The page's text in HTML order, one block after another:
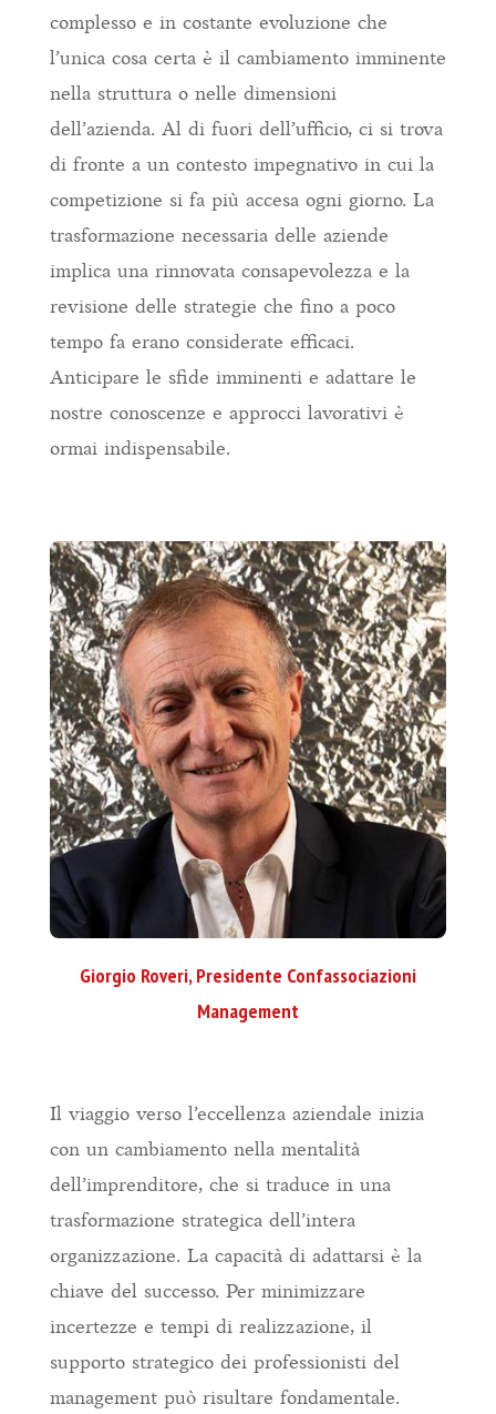
complesso e in costante evoluzione che
l’unica cosa certa è il cambiamento imminente
nella struttura o nelle dimensioni
dell’azienda. Al di fuori dell’ufficio, ci si trova
di fronte a un contesto impegnativo in cui la
competizione si fa più accesa ogni giorno. La
trasformazione necessaria delle aziende
implica una rinnovata consapevolezza e la
revisione delle strategie che fino a poco
tempo fa erano considerate efficaci.
Anticipare le sfide imminenti e adattare le
nostre conoscenze e approcci lavorativi è
ormai indispensabile.
Giorgio Roveri, Presidente Confassociazioni
Management
Il viaggio verso l’eccellenza aziendale inizia
con un cambiamento nella mentalità
dell’imprenditore, che si traduce in una
trasformazione strategica dell’intera
organizzazione. La capacità di adattarsi è la
chiave del successo. Per minimizzare
incertezze e tempi di realizzazione, il
supporto strategico dei professionisti del
management può risultare fondamentale.